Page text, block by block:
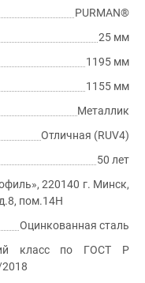
PURMAN®
25 мм
1195 мм
1155 мм
Металлик
Отличная (RUV4)
50 лет
220140 г. Минск,
пом.14Н
Оцинкованная сталь
класс по ГОСТ P